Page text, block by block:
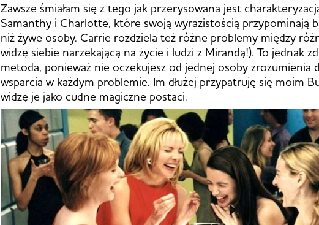
Zawsze śmiałam się z tego jak przerysowana jest
Samanthy i Charlotte, które swoją wyrazistością przypominają
niż żywe osoby. Carrie rozdziela też różne problemy między
widzę siebie narzekającą na życie i ludzi z Mirandą!). To jednak
metoda, ponieważ nie oczekujesz od jednej osoby zrozumienia
wsparcia w każdym problemie. Im dłużej przypatruję się moim
widzę je jako cudne magiczne postaci.